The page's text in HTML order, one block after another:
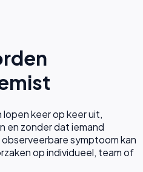
lopen keer op keer uit,
en zonder dat iemand
observeerbare symptoom kan
op individueel, team of